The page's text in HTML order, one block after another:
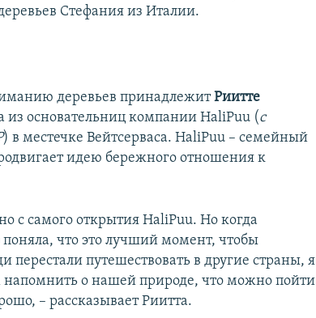
Стефания из Италии.
деревьев принадлежитРиитте
из основательниц компании HaliPuu (с
) в местечке Вейтсерваса. HaliPuu – семейный
идею бережного отношения к
с самого открытия HaliPuu. Но когда
что это лучший момент, чтобы
перестали путешествовать в другие страны, я
напомнить о нашей природе, что можно пойти
– рассказывает Риитта.